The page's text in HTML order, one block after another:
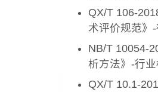
QX/T 106-
术评价规范》
NB/T 10054-
析方法》-行
QX/T 10.1-